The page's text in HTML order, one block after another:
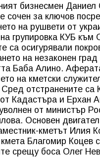
бизнесмен
сочен за ключов
на рушвети от
групировка КУБ
са осигурявали
на незаконен
Баба Алино.
на кметски
отстранените са
Кадастъра и Ерхан
от министър
Основен
кметът Илия
Благомир Коцев
срещу боса Олег